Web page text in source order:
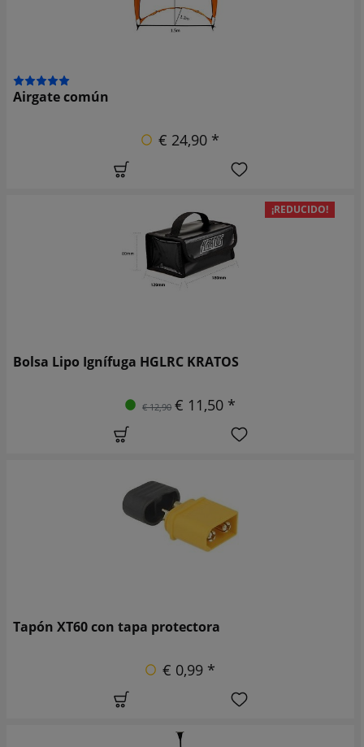
Airgate común
€ 24,90 *
¡REDUCIDO!
Bolsa Lipo Ignífuga HGLRC KRATOS
€ 12,90 € 11,50 *
Tapón XT60 con tapa protectora
€ 0,99 *